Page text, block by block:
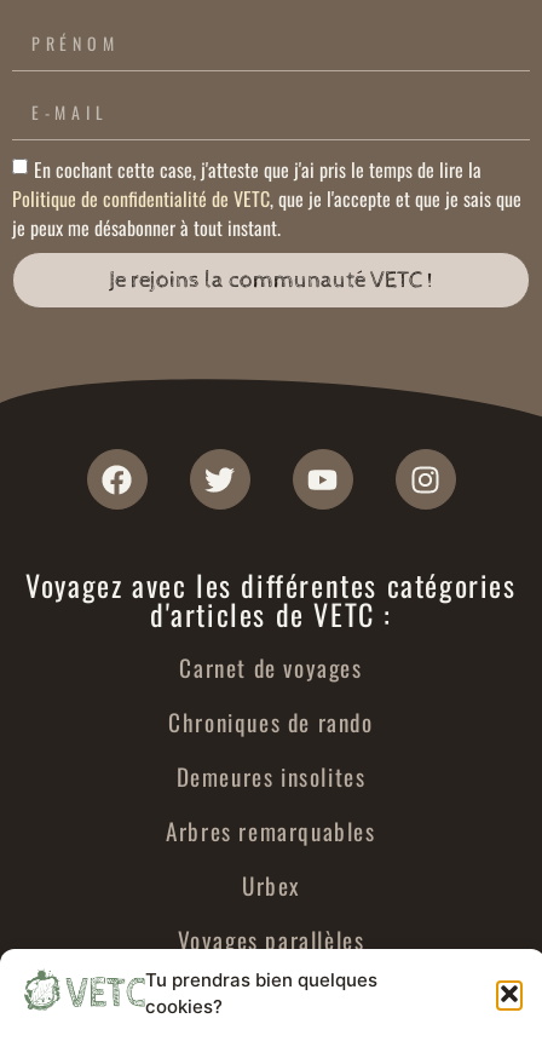
Tu prendras bien quelques
cookies?
En cochant cette case, j'atteste que j'ai pris le temps de lire la
Politique de confidentialité de VETC, que je l'accepte et que je sais que
je peux me désabonner à tout instant.
Je rejoins la communauté VETC !
Voyagez avec les différentes catégories
d'articles de VETC :
Carnet de voyages
Chroniques de rando
Demeures insolites
Arbres remarquables
Urbex
Voyages parallèles